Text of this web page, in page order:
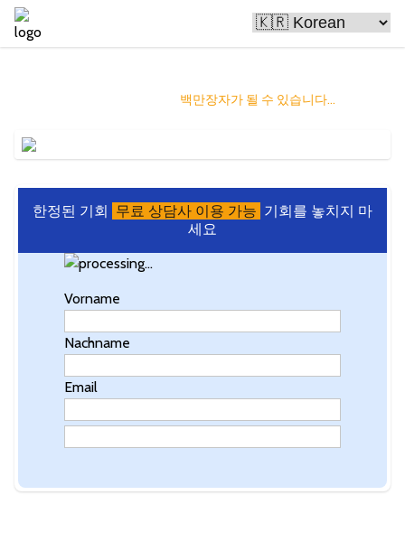
백만장자가 될 수 있습니다...
한정된 기회 무료 상담사 이용 가능 기회를 놓치지 마
세요
Vorname
Nachname
Email